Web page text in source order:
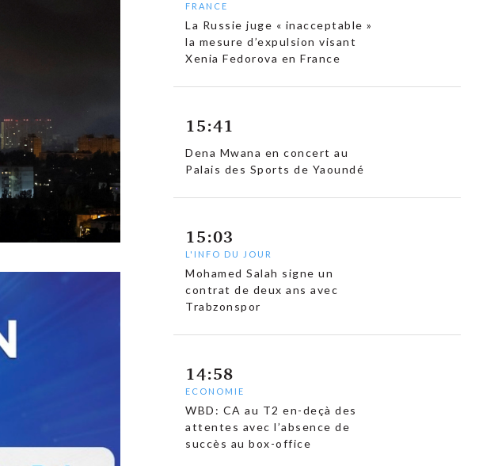
FRANCE
La Russie juge « inacceptable »
la mesure d’expulsion visant
Xenia Fedorova en France
15:41
Dena Mwana en concert au
Palais des Sports de Yaoundé
15:03
L'INFO DU JOUR
Mohamed Salah signe un
contrat de deux ans avec
Trabzonspor
14:58
ECONOMIE
WBD: CA au T2 en-deçà des
attentes avec l’absence de
succès au box-office